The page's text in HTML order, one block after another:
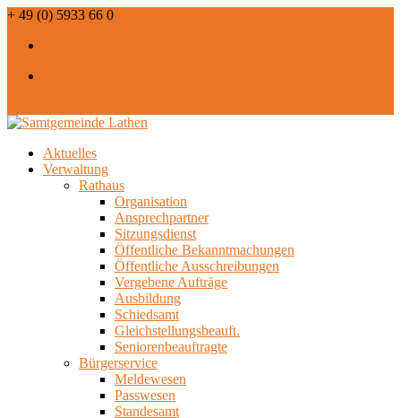
+ 49 (0) 5933 66 0
Aktuelles
Verwaltung
Rathaus
Organisation
Ansprechpartner
Sitzungsdienst
Öffentliche Bekanntmachungen
Öffentliche Ausschreibungen
Vergebene Aufträge
Ausbildung
Schiedsamt
Gleichstellungsbeauft.
Seniorenbeauftragte
Bürgerservice
Meldewesen
Passwesen
Standesamt